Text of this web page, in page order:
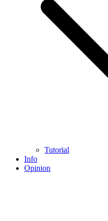
Tutorial
Info
Opinion